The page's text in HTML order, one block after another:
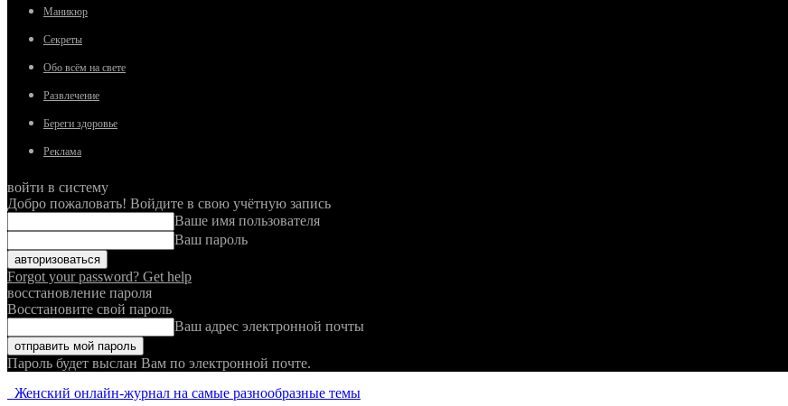
Маникюр
Секреты
Обо всём на свете
Развлечение
Береги здоровье
Реклама
войти в систему
Добро пожаловать! Войдите в свою учётную запись
Ваше имя пользователя
Ваш пароль
Forgot your password? Get help
восстановление пароля
Восстановите свой пароль
Ваш адрес электронной почты
Пароль будет выслан Вам по электронной почте.
Женский онлайн-журнал на самые разнообразные темы